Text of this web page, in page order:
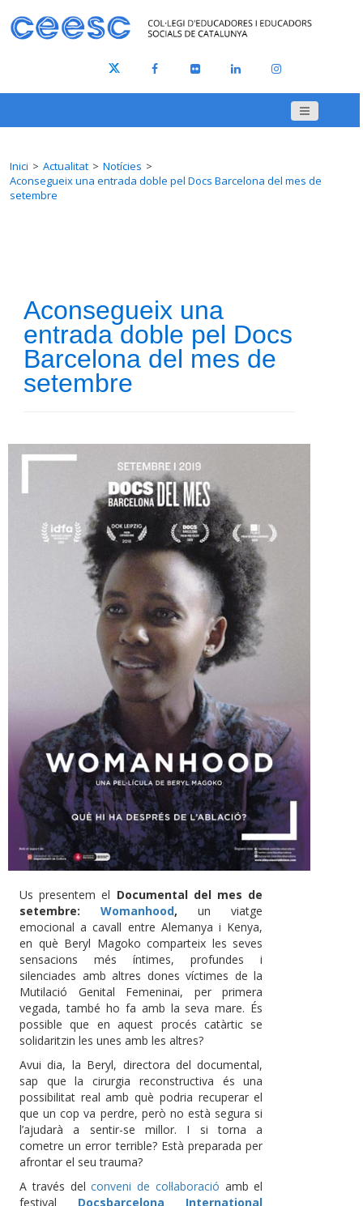
Inici Actualitat
Notícies
Aconsegueix una entrada doble pel Docs Barcelona del mes de
setembre
Aconsegueix una
entrada doble pel Docs
Barcelona del mes de
setembre
Us presentem el Documental del mes de
setembre:Womanhood,un viatge
emocional a cavall entre Alemanya i Kenya,
en què Beryl Magoko comparteix les seves
sensacions més íntimes, profundes i
silenciades amb altres dones víctimes de la
Mutilació Genital Femeninai, per primera
vegada, també ho fa amb la seva mare. És
possible que en aquest procés catàrtic se
solidaritzin les unes amb les altres?
Avui dia, la Beryl, directora del documental,
sap que la cirurgia reconstructiva és una
possibilitat real amb què podria recuperar el
que un cop va perdre, però no està segura si
l’ajudarà a sentir-se millor. I si torna a
cometre un error terrible? Està preparada per
afrontar el seu trauma?
A través delconveni de col·laboració amb el
festival
Docsbarcelona International